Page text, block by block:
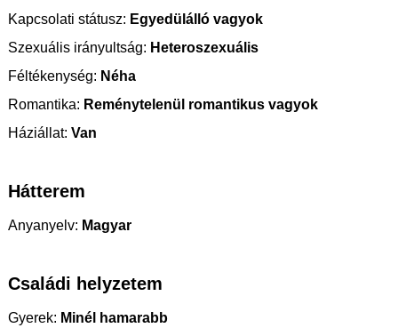
Kapcsolati státusz: Egyedülálló vagyok
Szexuális irányultság: Heteroszexuális
Féltékenység: Néha
Romantika: Reménytelenül romantikus vagyok
Háziállat: Van
Hátterem
Anyanyelv: Magyar
Családi helyzetem
Gyerek: Minél hamarabb